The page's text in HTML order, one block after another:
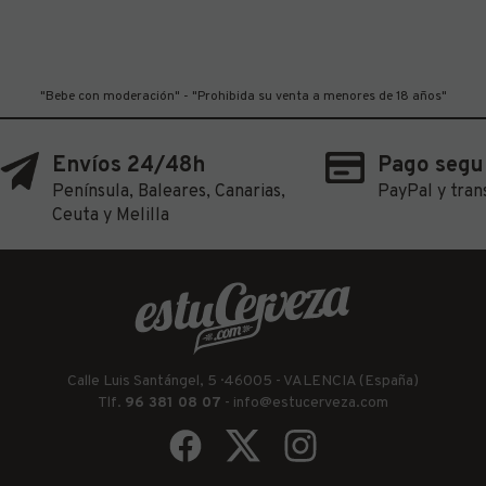
"Bebe con moderación" - "Prohibida su venta a menores de 18 años"
Envíos 24/48h
Península, Baleares, Canarias,
Ceuta y Melilla
Pago
PayPal y
Calle Luis Santángel, 5 · 46005 - VALENCIA (España)
Tlf. 96 381 08 07 - info@estucerveza.com